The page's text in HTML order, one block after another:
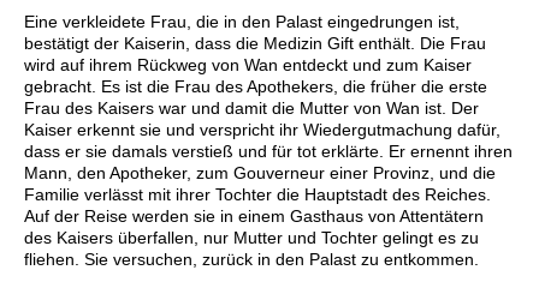
Eine verkleidete Frau, die in den Palast eingedrungen ist,
bestätigt der Kaiserin, dass die Medizin Gift enthält. Die Frau
wird auf ihrem Rückweg von Wan entdeckt und zum Kaiser
gebracht. Es ist die Frau des Apothekers, die früher die erste
Frau des Kaisers war und damit die Mutter von Wan ist. Der
Kaiser erkennt sie und verspricht ihr Wiedergutmachung dafür,
dass er sie damals verstieß und für tot erklärte. Er ernennt ihren
Mann, den Apotheker, zum Gouverneur einer Provinz, und die
Familie verlässt mit ihrer Tochter die Hauptstadt des Reiches.
Auf der Reise werden sie in einem Gasthaus von Attentätern
des Kaisers überfallen, nur Mutter und Tochter gelingt es zu
fliehen. Sie versuchen, zurück in den Palast zu entkommen.